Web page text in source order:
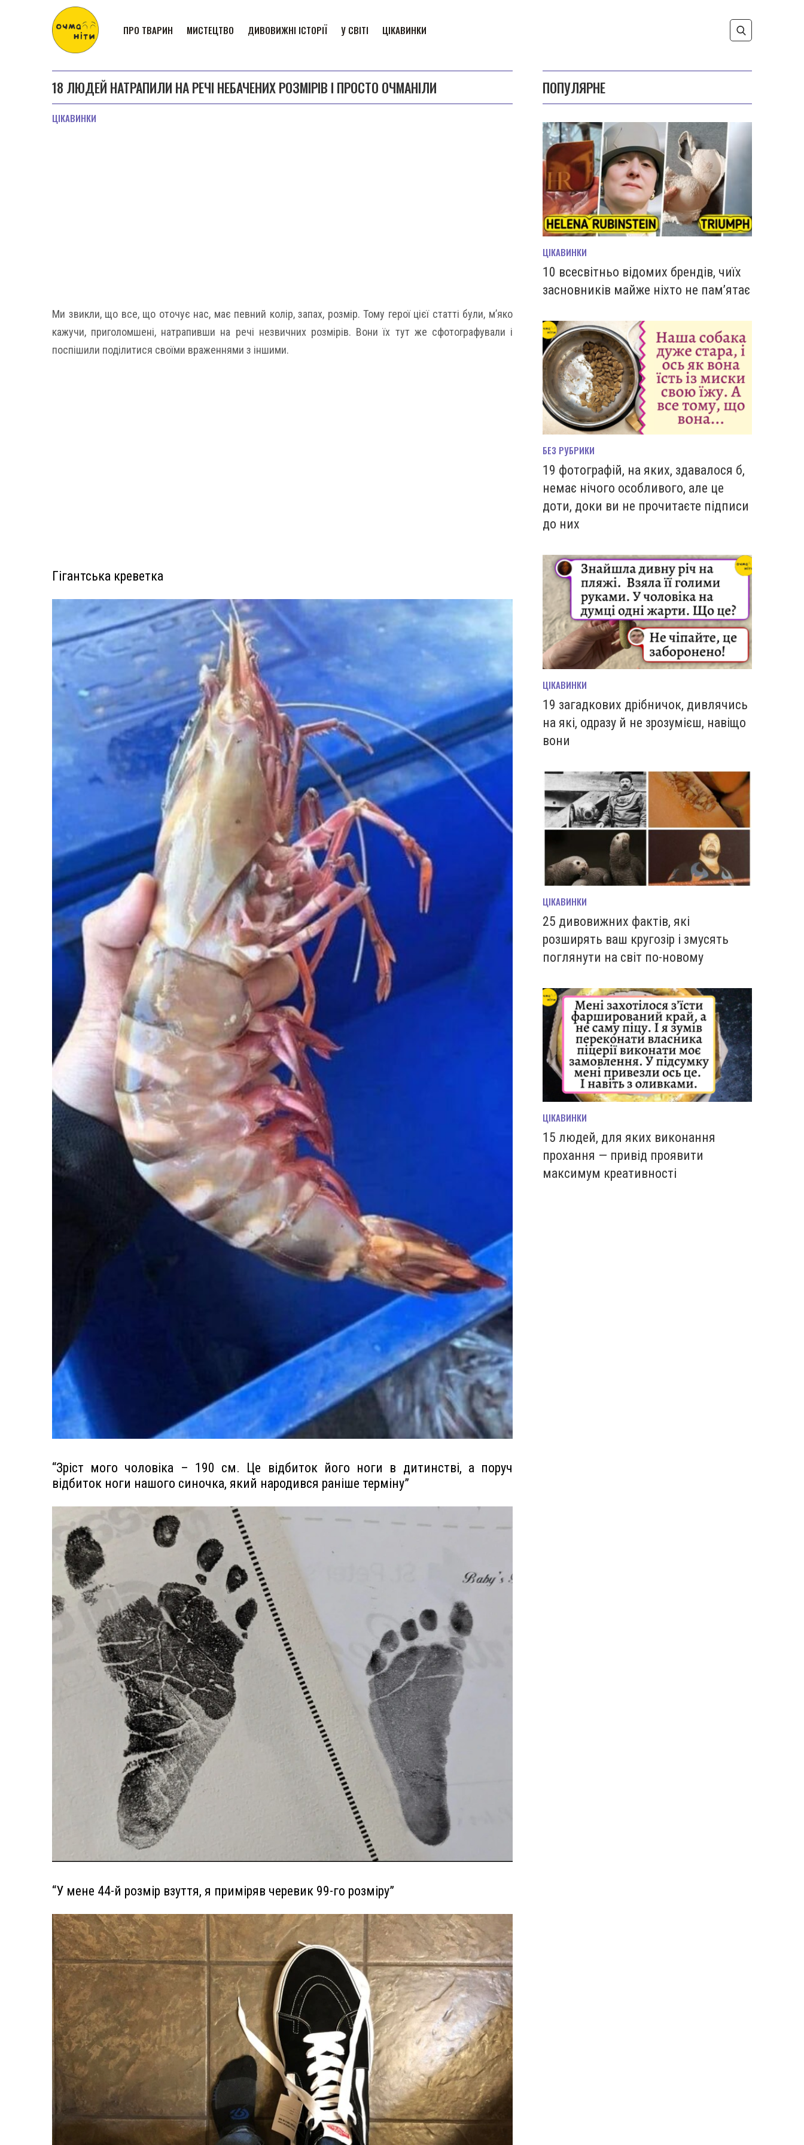
ПРО ТВАРИН МИСТЕЦТВО ДИВОВИЖНІ ІСТОРІЇ У СВІТІ ЦІКАВИНКИ
18 ЛЮДЕЙ НАТРАПИЛИ НА РЕЧІ НЕБАЧЕНИХ РОЗМІРІВ І ПРОСТО ОЧМАНІЛИ
ЦІКАВИНКИ
Ми звикли, що все, що оточує нас, має певний колір, запах, розмір. Тому герої цієї статті були, м’яко
кажучи, приголомшені, натрапивши на речі незвичних розмірів. Вони їх тут же сфотографували і
поспішили поділитися своїми враженнями з іншими.
Гігантська креветка
“Зріст мого чоловіка – 190 см. Це відбиток його ноги в дитинстві, а поруч
відбиток ноги нашого синочка, який народився раніше терміну”
“У мене 44-й розмір взуття, я приміряв черевик 99-го розміру”
ПОПУЛЯРНЕ
ЦІКАВИНКИ
10 всесвітньо відомих брендів, чиїх
засновників майже ніхто не пам’ятає
БЕЗ РУБРИКИ
19 фотографій, на яких, здавалося б,
немає нічого особливого, але це
доти, доки ви не прочитаєте підписи
до них
ЦІКАВИНКИ
19 загадкових дрібничок, дивлячись
на які, одразу й не зрозумієш, навіщо
вони
ЦІКАВИНКИ
25 дивовижних фактів, які
розширять ваш кругозір і змусять
поглянути на світ по-новому
ЦІКАВИНКИ
15 людей, для яких виконання
прохання — привід проявити
максимум креативності